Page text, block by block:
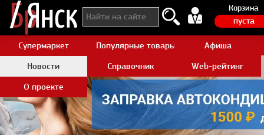
Корзина
пуста
Супермаркет Популярные товары AliexpressАфиша
Новости
Справочник
Web-рейтинг
О проекте